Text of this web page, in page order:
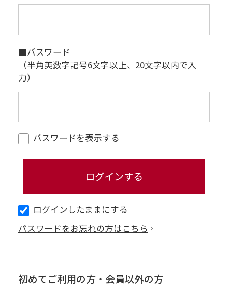
■パスワード
（半角英数字記号6文字以上、20文字以内で入
力）
パスワードを表示する
ログインしたままにする
パスワードをお忘れの方はこちら
初めてご利用の方・会員以外の方